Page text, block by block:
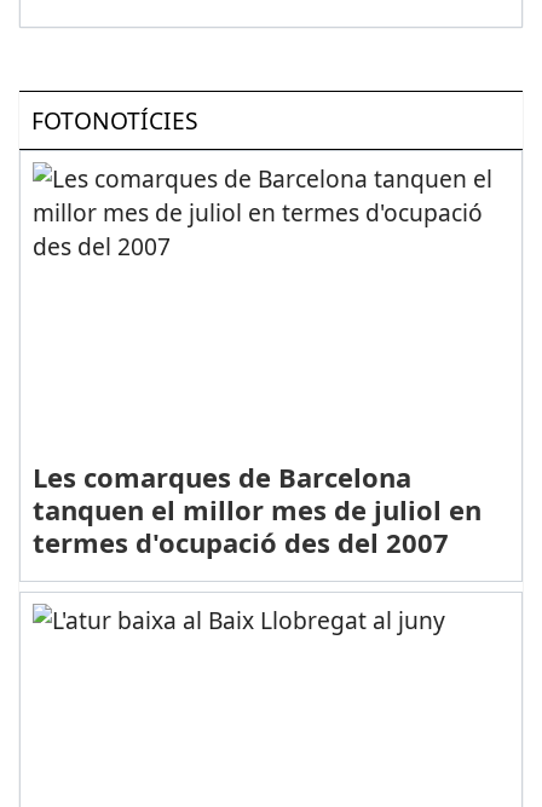
FOTONOTÍCIES
Les comarques de Barcelona
tanquen el millor mes de juliol en
termes d'ocupació des del 2007